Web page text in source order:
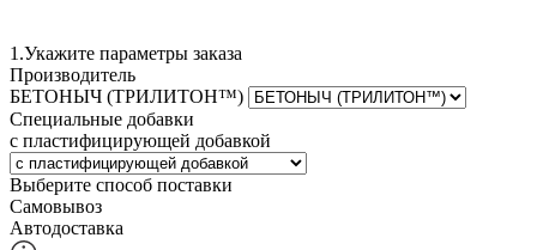
1.Укажите параметры заказа
Производитель
БЕТОНЫЧ (ТРИЛИТОН™)
Специальные добавки
с пластифицирующей добавкой
Выберите способ поставки
Самовывоз
Автодоставка